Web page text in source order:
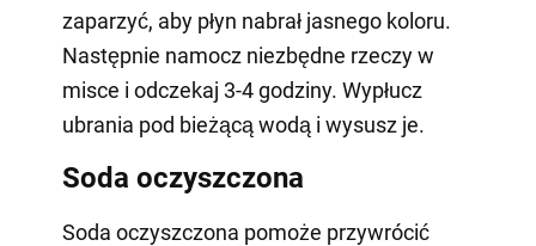
zaparzyć, aby płyn nabrał jasnego koloru.
Następnie namocz niezbędne rzeczy w
misce i odczekaj 3-4 godziny. Wypłucz
ubrania pod bieżącą wodą i wysusz je.
Soda oczyszczona
Soda oczyszczona pomoże przywrócić